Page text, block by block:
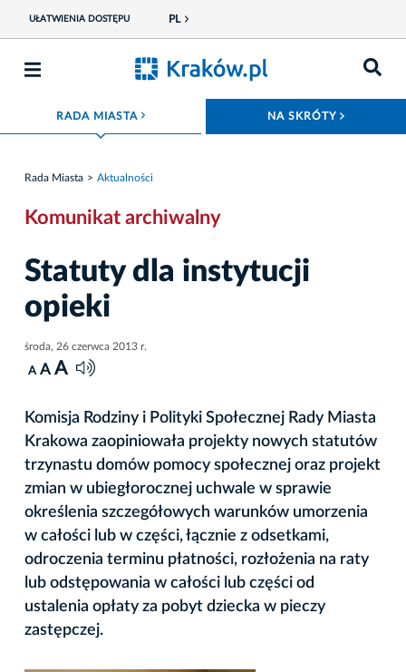
UŁATWIENIA DOSTĘPU PL
RADA MIASTAROZWIŃ MENU NA SKRÓTY
Rada Miasta Aktualności
Komunikat archiwalny
Statuty dla instytucji
opieki
środa, 26 czerwca 2013 r.
A A A
Komisja Rodziny i Polityki Społecznej Rady Miasta
Krakowa zaopiniowała projekty nowych statutów
trzynastu domów pomocy społecznej oraz projekt
zmian w ubiegłorocznej uchwale w sprawie
określenia szczegółowych warunków umorzenia
w całości lub w części, łącznie z odsetkami,
odroczenia terminu płatności, rozłożenia na raty
lub odstępowania w całości lub części od
ustalenia opłaty za pobyt dziecka w pieczy
zastępczej.